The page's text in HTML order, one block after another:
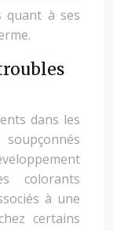
quant à ses
dans les
colorants
à une
certains